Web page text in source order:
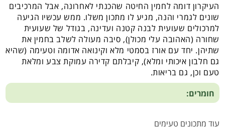
העיקרון דומה לחמין החיטה שהכנתי לאחרונה, אבל המרכיבים
שונים לגמרי והנה, מגיע לו מתכון משלו. ממש עכשיו הגיעה
למרכולים שעועית לבנה קטנה ועדינה, בגודל של שעועית
שחורה (האהובה עלי מכולן), סיבה מעולה לשלב בחמין את
שתיהן. יחד עם אורז בסמטי מלא וקינואה אדומה וטעימה (שהיא
גם חלבון איכותי ומלא), קיבלתם קדירה עמוקת צבע ומלאת
טעם וכן, גם בריאות.
חומרים:
עוד מתכונים טעימים